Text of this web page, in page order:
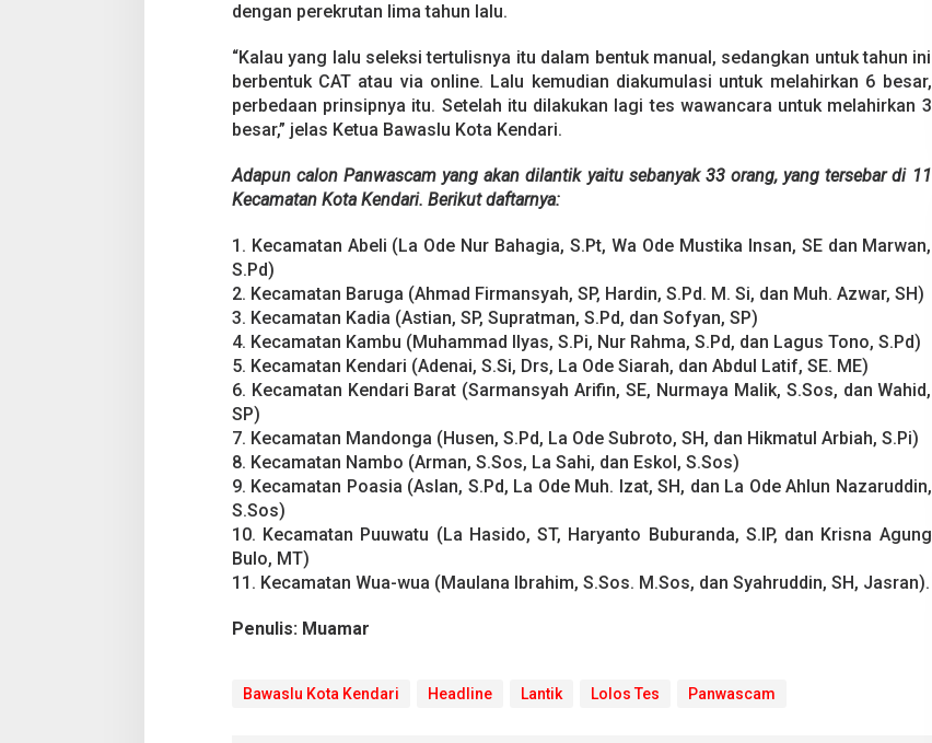
t
b
e
r
dengan perekrutan lima tahun lalu.
“Kalau yang lalu seleksi tertulisnya itu dalam bentuk manual, sedangkan untuk tahun ini
berbentuk CAT atau via online. Lalu kemudian diakumulasi untuk melahirkan 6 besar,
perbedaan prinsipnya itu. Setelah itu dilakukan lagi tes wawancara untuk melahirkan 3
besar,” jelas Ketua Bawaslu Kota Kendari.
Adapun calon Panwascam yang akan dilantik yaitu sebanyak 33 orang, yang tersebar di 11
Kecamatan Kota Kendari. Berikut daftarnya:
1. Kecamatan Abeli (La Ode Nur Bahagia, S.Pt, Wa Ode Mustika Insan, SE dan Marwan,
S.Pd)
2. Kecamatan Baruga (Ahmad Firmansyah, SP, Hardin, S.Pd. M. Si, dan Muh. Azwar, SH)
3. Kecamatan Kadia (Astian, SP, Supratman, S.Pd, dan Sofyan, SP)
4. Kecamatan Kambu (Muhammad Ilyas, S.Pi, Nur Rahma, S.Pd, dan Lagus Tono, S.Pd)
5. Kecamatan Kendari (Adenai, S.Si, Drs, La Ode Siarah, dan Abdul Latif, SE. ME)
6. Kecamatan Kendari Barat (Sarmansyah Arifin, SE, Nurmaya Malik, S.Sos, dan Wahid,
SP)
7. Kecamatan Mandonga (Husen, S.Pd, La Ode Subroto, SH, dan Hikmatul Arbiah, S.Pi)
8. Kecamatan Nambo (Arman, S.Sos, La Sahi, dan Eskol, S.Sos)
9. Kecamatan Poasia (Aslan, S.Pd, La Ode Muh. Izat, SH, dan La Ode Ahlun Nazaruddin,
S.Sos)
10. Kecamatan Puuwatu (La Hasido, ST, Haryanto Buburanda, S.IP, dan Krisna Agung
Bulo, MT)
11. Kecamatan Wua-wua (Maulana Ibrahim, S.Sos. M.Sos, dan Syahruddin, SH, Jasran).
Penulis: Muamar
Bawaslu Kota Kendari Headline Lantik Lolos Tes Panwascam